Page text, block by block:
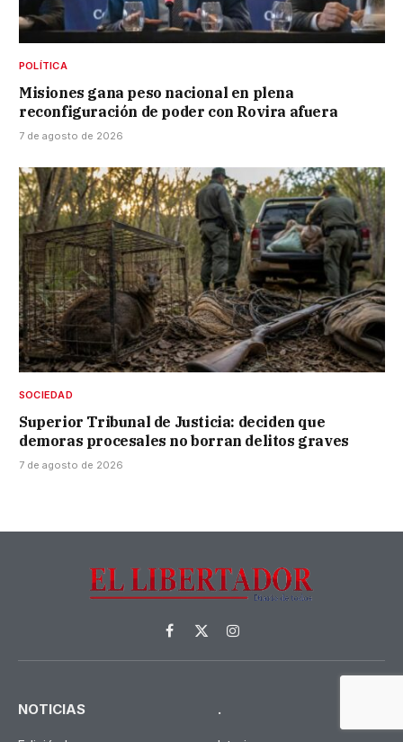
POLÍTICA
Misiones gana peso nacional en plena
reconfiguración de poder con Rovira afuera
7 de agosto de 2026
SOCIEDAD
Superior Tribunal de Justicia: deciden que
demoras procesales no borran delitos graves
7 de agosto de 2026
Facebook
X
(Twitter)
Instagram
NOTICIAS .